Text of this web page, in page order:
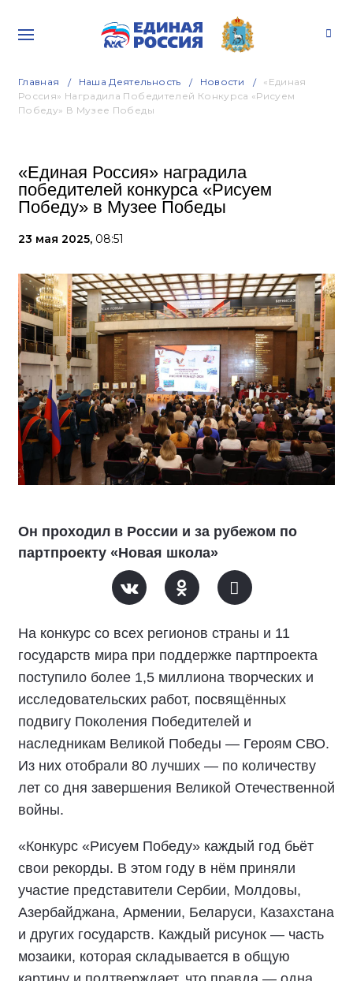
Главная Наша Деятельность Новости
«Единая
Россия» Наградила Победителей Конкурса «Рисуем
Победу» В Музее Победы
«Единая Россия» наградила
победителей конкурса «Рисуем
Победу» в Музее Победы
23 мая 2025, 08:51
Он проходил в России и за рубежом по
партпроекту «Новая школа»
На конкурс со всех регионов страны и 11
государств мира при поддержке партпроекта
поступило более 1,5 миллиона творческих и
исследовательских работ, посвящённых
подвигу Поколения Победителей и
наследникам Великой Победы — Героям СВО.
Из них отобрали 80 лучших — по количеству
лет со дня завершения Великой Отечественной
войны.
«Конкурс «Рисуем Победу» каждый год бьёт
свои рекорды. В этом году в нём приняли
участие представители Сербии, Молдовы,
Азербайджана, Армении, Беларуси, Казахстана
и других государств. Каждый рисунок — часть
мозаики, которая складывается в общую